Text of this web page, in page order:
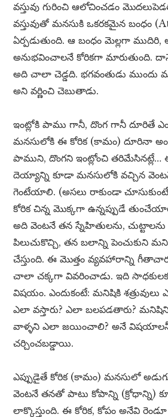
వస్తువు గురించి ఆలోచించడం
వస్తువుతో మనసుకి ఒకరకమైన బంధం
ఏర్పడుతుంది. ఆ బంధం మెల్లగా ముదిరి,
అనుభవించాలనే కోరికగా మారుతుంది.
అది చాలా చెడ్డది. భగవంతుడు ముందు
అని వర్ణించి చెబుతాడు.
ఇంట్లోకి పాము గానీ, దొంగ గానీ దూరితే
మనసులోకి ఈ కోరిక (కామం) దూరినా
పాముని, దొంగని ఇంట్లోంచి తరిమేసినట్లే…
దెయ్యాన్ని కూడా మనసులోకి వచ్చిన
గెంటేయాలి. (అసలు రాకుండా
కోరిక చిన్న మొక్కగా ఉన్నప్పుడే
అది వెంటనే తన స్నేహితులను,
పిలుచుకొచ్చి, తన బలాన్ని పెంచుకుని
చేస్తుంది. ఈ మొత్తం వ్యవహారాన్ని
చాలా చక్కగా వివరించాడు. ఇది
విషయం. ఎందుకంటే: మనిషికి శత్రువులు
ఎలా వస్తారు? ఎలా బలపడతారు?
వాళ్ళని ఎలా జయించాలి? అనే విషయాలన్నీ
చర్చించబడ్డాయి.
ఎప్పుడైతే కోరిక (కామం) మనసులో
వెంటనే తనతో పాటు కోపాన్ని (క్రోధాన్ని)
లాక్కొస్తుంది. ఈ కోరిక, కోపం అనేవి